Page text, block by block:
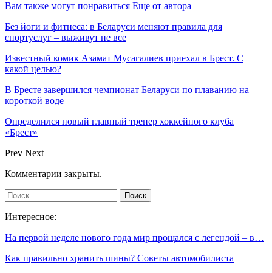
Вам также могут понравиться Еще от автора
Без йоги и фитнеса: в Беларуси меняют правила для
спортуслуг – выживут не все
Известный комик Азамат Мусагалиев приехал в Брест. С
какой целью?
В Бресте завершился чемпионат Беларуси по плаванию на
короткой воде
Определился новый главный тренер хоккейного клуба
«Брест»
Prev Next
Комментарии закрыты.
Интересное:
На первой неделе нового года мир прощался с легендой – в…
Как правильно хранить шины? Советы автомобилиста